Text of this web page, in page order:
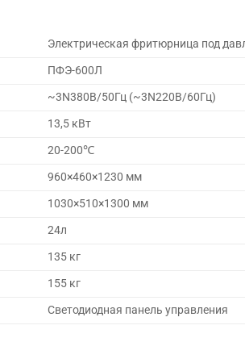
Электрическая фритюрница под
ПФЭ-600Л
~3N380В/50Гц (~3N220В/60Гц)
13,5 кВт
20-200℃
960×460×1230 мм
1030×510×1300 мм
24л
135 кг
155 кг
Светодиодная панель управления